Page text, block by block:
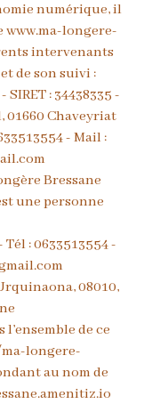
numérique, il
longere-
intervenants
de son suivi :
: 34438335 -
01660 Chaveyriat
- Mail :
Bressane
une personne
: 0633513554 -
08010,
de ce
longere-
au nom de